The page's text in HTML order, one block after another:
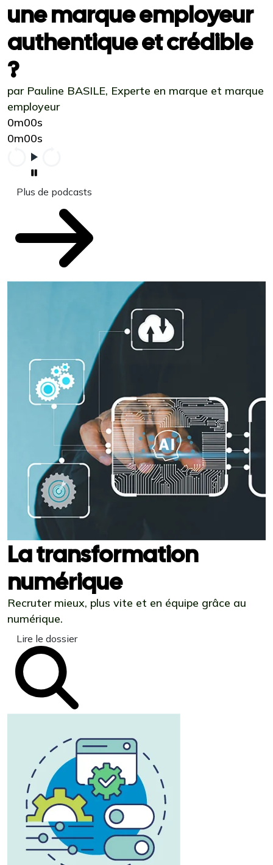
une marque employeur
authentique et crédible
?
par Pauline BASILE, Experte en marque et marque
employeur
0m00s
0m00s
Plus de podcasts
La transformation
numérique
Recruter mieux, plus vite et en équipe grâce au
numérique.
Lire le dossier